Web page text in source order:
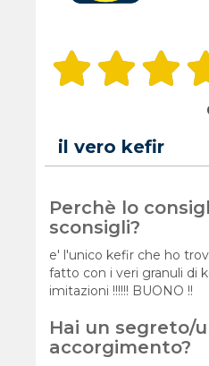
il vero kefir
Perchè lo
sconsigli?
e' l'unico kefir che ho
fatto con i veri granuli di
imitazioni !!!!!! BUONO !!
Hai un segreto/
accorgimento?